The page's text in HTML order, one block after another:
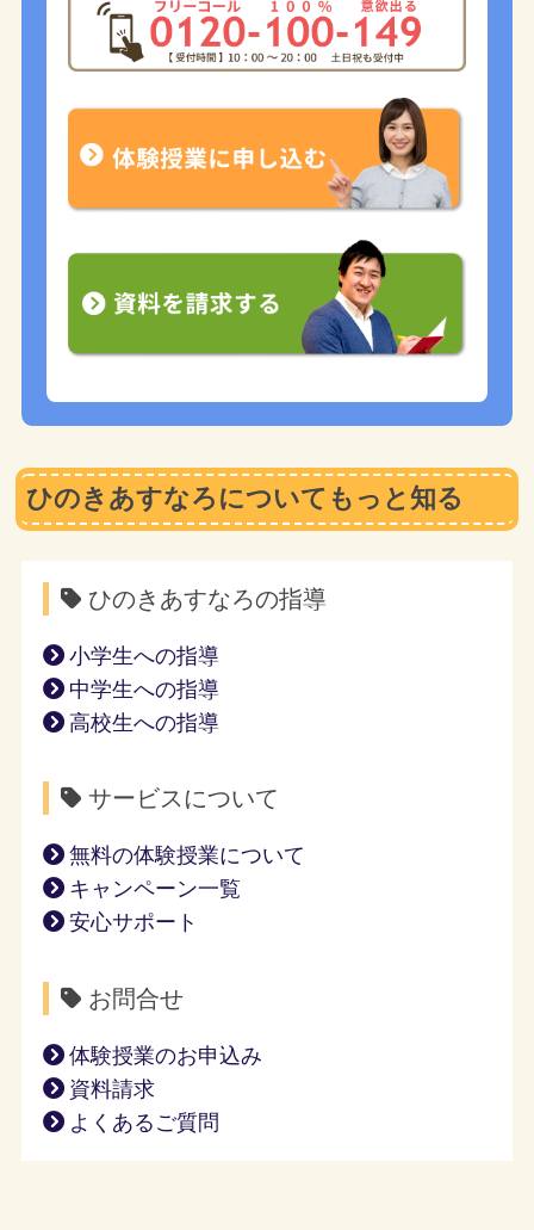
ひのきあすなろについてもっと知る
ひのきあすなろの指導
小学生への指導
中学生への指導
高校生への指導
サービスについて
無料の体験授業について
キャンペーン一覧
安心サポート
お問合せ
体験授業のお申込み
資料請求
よくあるご質問